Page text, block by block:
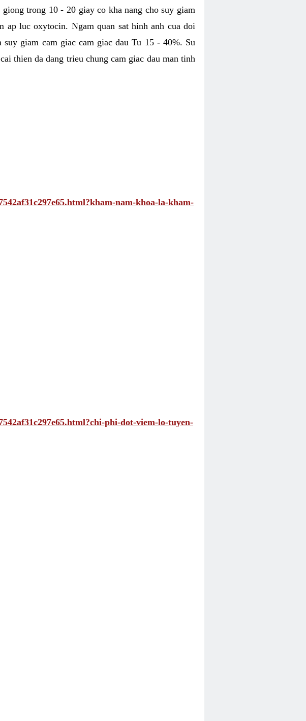
trong 10 - 20 giay co kha nang cho suy giam
ap luc oxytocin. Ngam quan sat hinh anh cua doi
giam cam giac cam giac dau Tu 15 - 40%. Su
thien da dang trieu chung cam giac dau man tinh
nam-khoa-la-kham-
phi-dot-viem-lo-tuyen-